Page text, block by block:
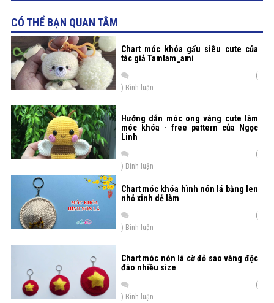
CÓ THỂ BẠN QUAN TÂM
Chart móc khóa gấu siêu cute của
tác giả Tamtam_ami
(
) Bình luận
Hướng dẫn móc ong vàng cute làm
móc khóa - free pattern của Ngọc
Linh
(
) Bình luận
Chart móc khóa hình nón lá bằng len
nhỏ xinh dễ làm
(
) Bình luận
Chart móc nón lá cờ đỏ sao vàng độc
đáo nhiều size
(
) Bình luận